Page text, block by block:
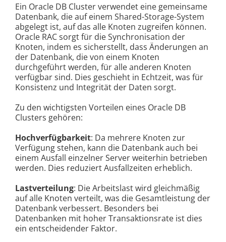
Ein Oracle DB Cluster verwendet eine gemeinsame
Datenbank, die auf einem Shared-Storage-System
abgelegt ist, auf das alle Knoten zugreifen können.
Oracle RAC sorgt für die Synchronisation der
Knoten, indem es sicherstellt, dass Änderungen an
der Datenbank, die von einem Knoten
durchgeführt werden, für alle anderen Knoten
verfügbar sind. Dies geschieht in Echtzeit, was für
Konsistenz und Integrität der Daten sorgt.
Zu den wichtigsten Vorteilen eines Oracle DB
Clusters gehören:
Hochverfügbarkeit: Da mehrere Knoten zur
Verfügung stehen, kann die Datenbank auch bei
einem Ausfall einzelner Server weiterhin betrieben
werden. Dies reduziert Ausfallzeiten erheblich.
Lastverteilung: Die Arbeitslast wird gleichmäßig
auf alle Knoten verteilt, was die Gesamtleistung der
Datenbank verbessert. Besonders bei
Datenbanken mit hoher Transaktionsrate ist dies
ein entscheidender Faktor.